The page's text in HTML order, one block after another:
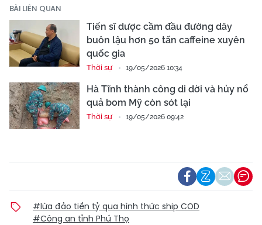
BÀI LIÊN QUAN
Tiến sĩ dược cầm đầu đường dây
buôn lậu hơn 50 tấn caffeine xuyên
quốc gia
Thời sự 19/05/2026 10:34
Hà Tĩnh thành công di dời và hủy nổ
quả bom Mỹ còn sót lại
Thời sự 19/05/2026 09:42
#lừa đảo tiền tỷ qua hình thức ship COD
#Công an tỉnh Phú Thọ